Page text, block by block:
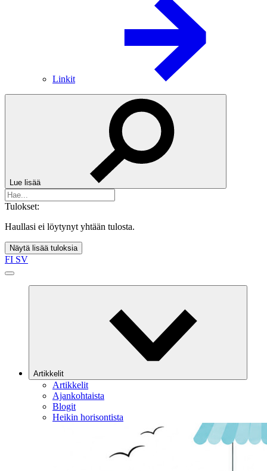
Linkit
Lue lisää
Tulokset:
Haullasi ei löytynyt yhtään tulosta.
Näytä lisää tuloksia
FI SV
Artikkelit
Artikkelit
Ajankohtaista
Blogit
Heikin horisontista